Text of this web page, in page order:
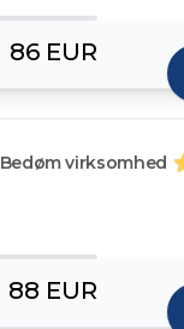
86 EUR
Bedøm virksomhed
88 EUR